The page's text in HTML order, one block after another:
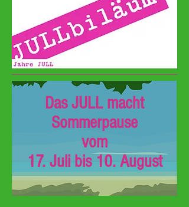
Das JULL macht
Sommerpause
vom
17. Juli bis 10. August